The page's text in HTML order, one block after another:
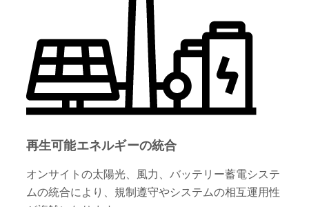
再生可能エネルギーの統合
オンサイトの太陽光、風力、バッテリー蓄電システ
ムの統合により、規制遵守やシステムの相互運用性